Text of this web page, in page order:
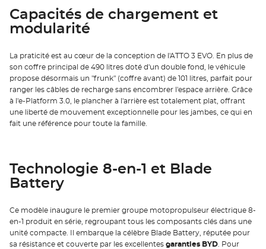
Capacités de chargement et
modularité
La praticité est au cœur de la conception de l'ATTO 3 EVO. En plus de
son coffre principal de 490 litres doté d'un double fond, le véhicule
propose désormais un "frunk" (coffre avant) de 101 litres, parfait pour
ranger les câbles de recharge sans encombrer l'espace arrière. Grâce
à l'e-Platform 3.0, le plancher à l'arrière est totalement plat, offrant
une liberté de mouvement exceptionnelle pour les jambes, ce qui en
fait une référence pour toute la famille.
Technologie 8-en-1 et Blade
Battery
Ce modèle inaugure le premier groupe motopropulseur électrique 8-
en-1 produit en série, regroupant tous les composants clés dans une
unité compacte. Il embarque la célèbre Blade Battery, réputée pour
sa résistance et couverte par les excellentes garanties BYD . Pour